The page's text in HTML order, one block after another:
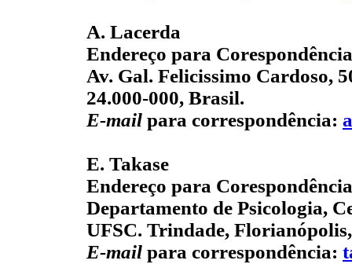
A. Lacerda
Endereço para
Av. Gal. Felicissimo Cardoso,
24.000-000, Brasil.
E-mail para correspondência:
E. Takase
Endereço para
Departamento de Psicologia,
UFSC. Trindade,
E-mail para correspondência: